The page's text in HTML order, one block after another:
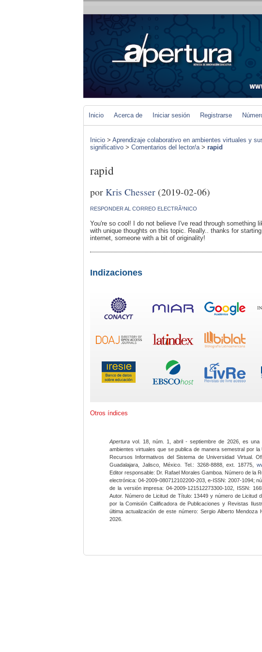
Inicio Acerca de Iniciar sesión Registrarse
Inicio > Aprendizaje colaborativo en ambientes virtuales y
significativo > Comentarios del lector/a> rapid
rapid
porKris Chesser (2019-02-06)
RESPONDER AL CORREO ELECTRÃ³NICO
You're so cool! I do not believe I've read through something
with unique thoughts on this topic. Really.. thanks for
internet, someone with a bit of originality!
Indizaciones
Otros índices
Apertura vol. 18, núm. 1, abril - septiembre de 2026, es una
ambientes virtuales que se publica de manera semestral por
Recursos Informativos del Sistema de Universidad Virtual.
Guadalajara, Jalisco, México. Tel.: 3268-8888, ext. 18775,
Editor responsable: Dr. Rafael Morales Gamboa. Número de la
electrónica: 04-2009-080712102200-203, e-ISSN: 2007-1094;
de la versión impresa: 04-2009-121512273300-102, ISSN:
Autor. Número de Licitud de Título: 13449 y número de Licitud
por la Comisión Calificadora de Publicaciones y Revistas
última actualización de este número: Sergio Alberto
2026.